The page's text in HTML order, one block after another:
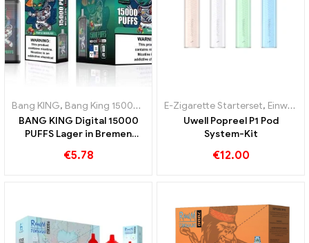
Bang KING, Bang King 15000 Puffs ,Einweg E-zigarette mit Nikotin
BANG KING Digital 15000
PUFFS Lager in Bremen
Genuss
€5.78
E-Zigarette Starterset, Einweg E-zigarette mit Nikotin
Uwell Popreel P1 Pod
System-Kit
€12.00